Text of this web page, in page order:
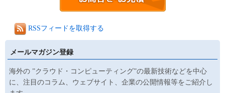
RSSフィードを取得する
メールマガジン登録
海外の ”クラウド・コンピューティング”の最新技術などを中心
に、注目のコラム、ウェブサイト、企業の公開情報等をご紹介し